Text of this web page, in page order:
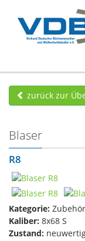
zurück zur
Blaser
R8
Kategorie:
Kaliber: 8x68 S
Zustand: